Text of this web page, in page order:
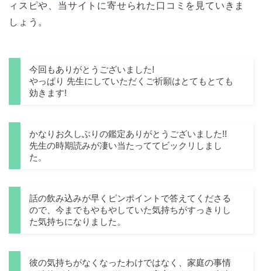
ィスピや、当サイトに寄せられた口コミを見ていきま
しょう。
今回もありがとうございました!
やっぱり 先生にしていただくご祈願はとてもとても
効きます!
かなりお久しぶりの鑑定ありがとうございました!!
先生の時期読みが凄い当たっててビックリしまし
た。
話の飲み込みが早くピンポイントで答えてくださる
ので、今までもやもやしていた気持ちがすっきりし
た気持ちになりました。
彼の気持ちがなくなったわけではなく、家庭の事情